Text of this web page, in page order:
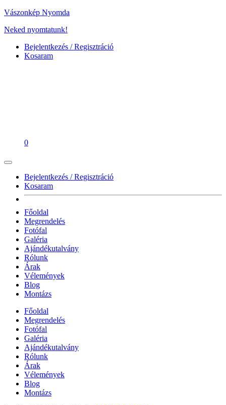
Vászonkép Nyomda
Neked nyomtatunk!
Bejelentkezés / Regisztráció
Kosaram
0
Bejelentkezés / Regisztráció
Kosaram
Főoldal
Megrendelés
Fotófal
Galéria
Ajándékutalvány
Rólunk
Árak
Vélemények
Blog
Montázs
Főoldal
Megrendelés
Fotófal
Galéria
Ajándékutalvány
Rólunk
Árak
Vélemények
Blog
Montázs